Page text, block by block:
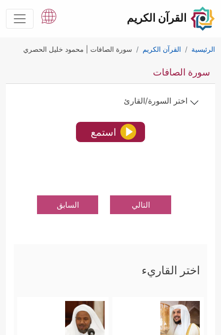
القرآن الكريم
الرئيسية القرآن الكريم سورة الصافات | محمود خليل الحصري
سورة الصافات
اختر السورة/القارئ
استمع
التالي السابق
اختر القاريء